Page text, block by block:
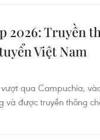
2026: Truyền
Việt Nam
qua Campuchia,
và được truyền thông